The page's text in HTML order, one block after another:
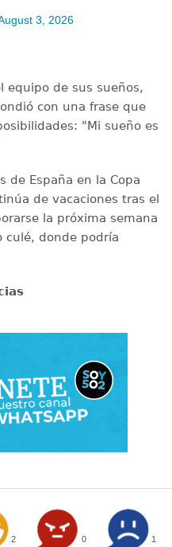
3, 2026
equipo de sus sueños,
con una frase que
"Mi sueño es
de España en la Copa
de vacaciones tras el
la próxima semana
culé, donde podría
2 0 1